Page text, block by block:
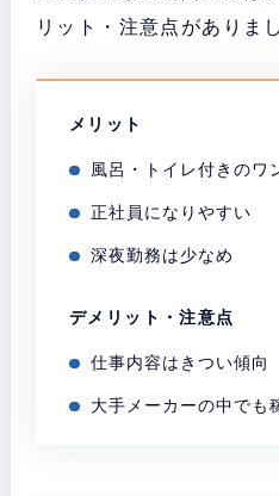
リット・注意点がありま
メリット
風呂・トイレ付きのワ
正社員になりやすい
深夜勤務は少なめ
デメリット・注意点
仕事内容はきつい傾向
大手メーカーの中でも